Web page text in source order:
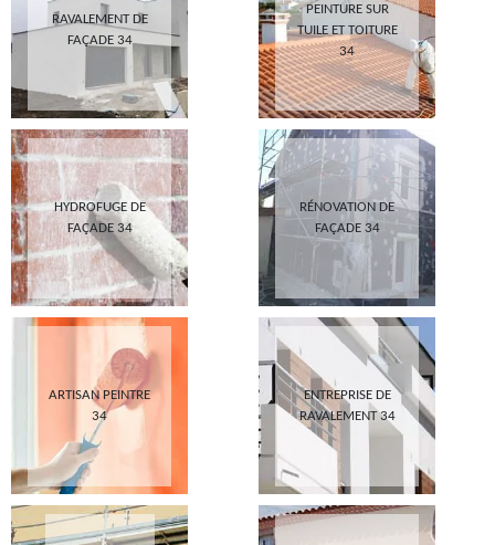
RAVALEMENT DE
FAÇADE 34
PEINTURE SUR
TUILE ET TOITURE
34
HYDROFUGE DE
FAÇADE 34
RÉNOVATION DE
FAÇADE 34
ARTISAN PEINTRE
34
ENTREPRISE DE
RAVALEMENT 34